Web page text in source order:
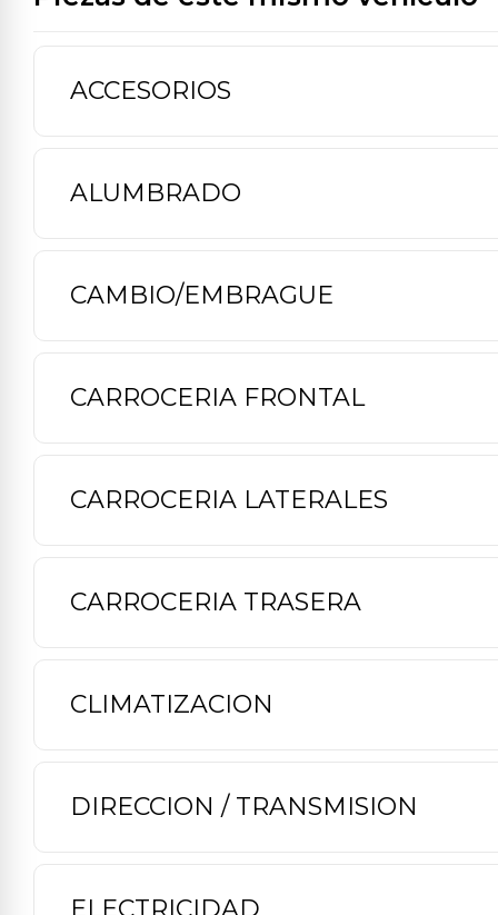
ACCESORIOS
ALUMBRADO
CAMBIO/EMBRAGUE
CARROCERIA FRONTAL
CARROCERIA LATERALES
CARROCERIA TRASERA
CLIMATIZACION
DIRECCION / TRANSMISION
ELECTRICIDAD